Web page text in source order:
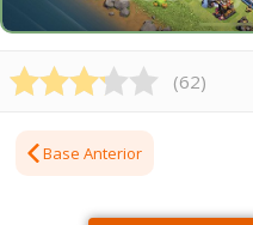
(62)
Base Anterior